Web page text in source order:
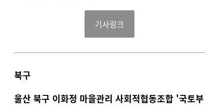
기사링크
북구
울산 북구 이화정 마을관리 사회적협동조합 '국토부